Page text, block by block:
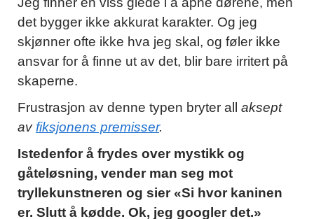
det bygger ikke akkurat karakter. Og jeg
skjønner ofte ikke hva jeg skal, og føler ikke
ansvar for å finne ut av det, blir bare irritert på
skaperne.
Frustrasjon av denne typen bryter all aksept
av fiksjonens premisser.
Istedenfor å frydes over mystikk og
gåteløsning, vender man seg mot
tryllekunstneren og sier «Si hvor kaninen
er. Slutt å kødde. Ok, jeg googler det.»